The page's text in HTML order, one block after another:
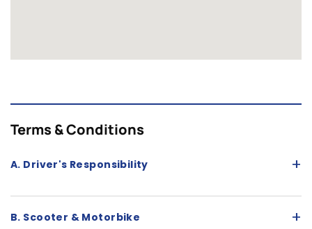
Terms & Conditions
A. Driver's Responsibility +
B. Scooter & Motorbike +